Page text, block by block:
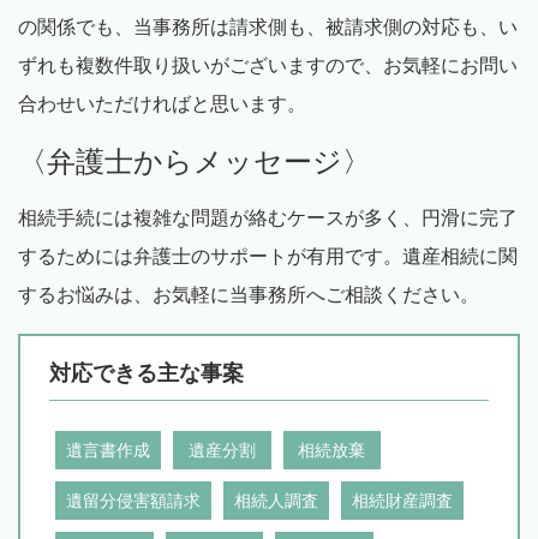
の関係でも、当事務所は請求側も、被請求側の対応も、い
ずれも複数件取り扱いがございますので、お気軽にお問い
合わせいただければと思います。
〈弁護士からメッセージ〉
相続手続には複雑な問題が絡むケースが多く、円滑に完了
するためには弁護士のサポートが有用です。遺産相続に関
するお悩みは、お気軽に当事務所へご相談ください。
対応できる主な事案
遺言書作成 遺産分割 相続放棄
遺留分侵害額請求 相続人調査 相続財産調査